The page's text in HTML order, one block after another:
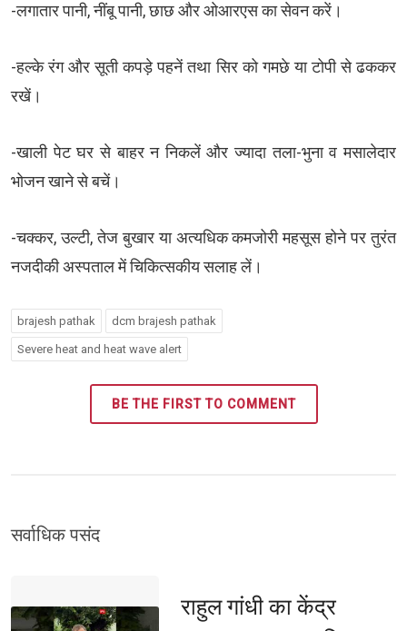
-लगातार पानी, नींबू पानी, छाछ और ओआरएस का सेवन करें।
-हल्के रंग और सूती कपड़े पहनें तथा सिर को गमछे या टोपी से ढककर
रखें।
-खाली पेट घर से बाहर न निकलें और ज्यादा तला-भुना व मसालेदार
भोजन खाने से बचें।
-चक्कर, उल्टी, तेज बुखार या अत्यधिक कमजोरी महसूस होने पर तुरंत
नजदीकी अस्पताल में चिकित्सकीय सलाह लें।
brajesh pathak dcm brajesh pathak
Severe heat and heat wave alert
BE THE FIRST TO COMMENT
सर्वाधिक पसंद
राहुल गांधी का केंद्र